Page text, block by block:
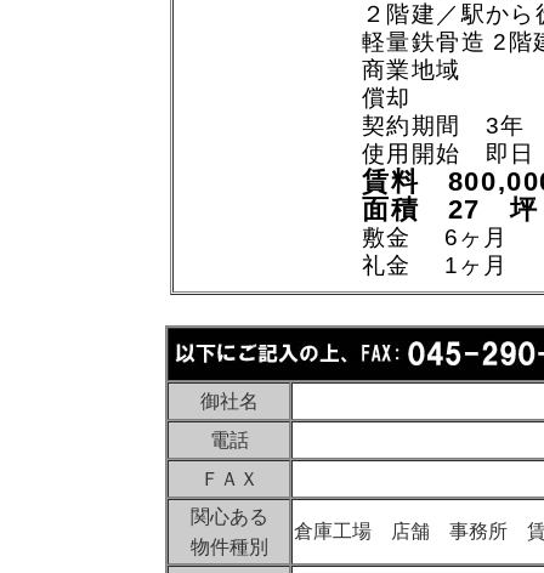
２階建／駅から
軽量鉄骨造 2階
商業地域
償却
契約期間 3年
使用開始 即日
賃料
面積 27 坪
敷金 6ヶ月
礼金 1ヶ月
御社名
電話
ＦＡＸ
関心ある
物件種別
倉庫工場 店舗 事務所